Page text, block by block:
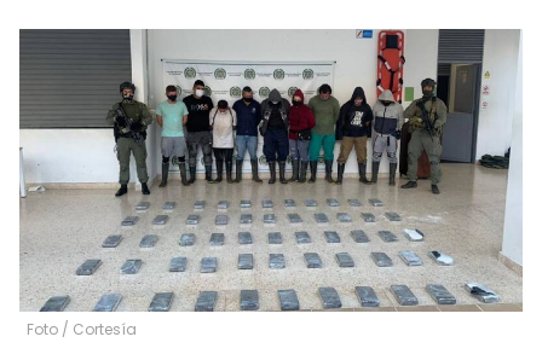
Foto / Cortesía